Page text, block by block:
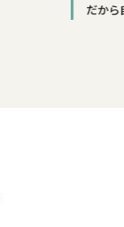
だから